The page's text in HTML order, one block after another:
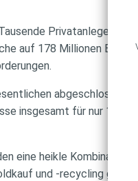
Privatanleger
auf 178 Millionen Euro
insgesamt für nur 15 bis
eine heikle Kombination.
und -recycling